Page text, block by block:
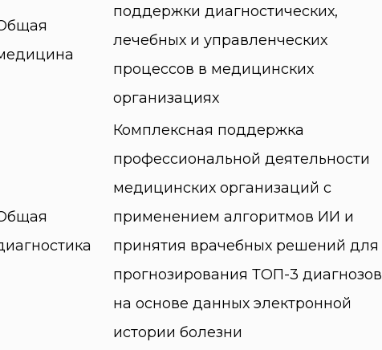
поддержки диагностических,
лечебных и управленческих
процессов в медицинских
организациях
Комплексная поддержка
профессиональной деятельности
медицинских организаций с
применением алгоритмов ИИ и
принятия врачебных решений для
прогнозирования ТОП-3 диагнозов
на основе данных электронной
истории болезни